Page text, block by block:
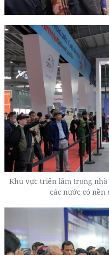
Khu vực triển lãm trong
các nước có